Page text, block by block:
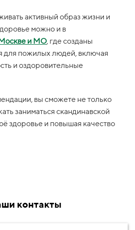
активный образ жизни и
можно и в
и МО, где созданы
для пожилых людей, включая
и оздоровительные
вы сможете не только
заниматься скандинавской
здоровье и повышая качество
контакты